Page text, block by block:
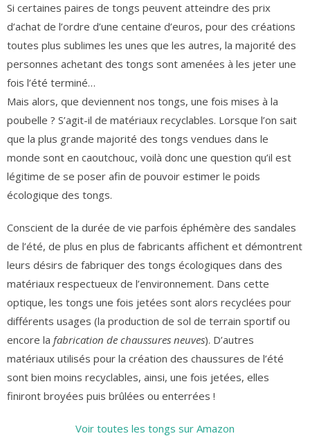
Si certaines paires de tongs peuvent atteindre des prix
d’achat de l’ordre d’une centaine d’euros, pour des créations
toutes plus sublimes les unes que les autres, la majorité des
personnes achetant des tongs sont amenées à les jeter une
fois l’été terminé…
Mais alors, que deviennent nos tongs, une fois mises à la
poubelle ? S’agit-il de matériaux recyclables. Lorsque l’on sait
que la plus grande majorité des tongs vendues dans le
monde sont en caoutchouc, voilà donc une question qu’il est
légitime de se poser afin de pouvoir estimer le poids
écologique des tongs.
Conscient de la durée de vie parfois éphémère des sandales
de l’été, de plus en plus de fabricants affichent et démontrent
leurs désirs de fabriquer des tongs écologiques dans des
matériaux respectueux de l’environnement. Dans cette
optique, les tongs une fois jetées sont alors recyclées pour
différents usages (la production de sol de terrain sportif ou
encore la fabrication de chaussures neuves). D’autres
matériaux utilisés pour la création des chaussures de l’été
sont bien moins recyclables, ainsi, une fois jetées, elles
finiront broyées puis brûlées ou enterrées !
Voir toutes les tongs sur Amazon